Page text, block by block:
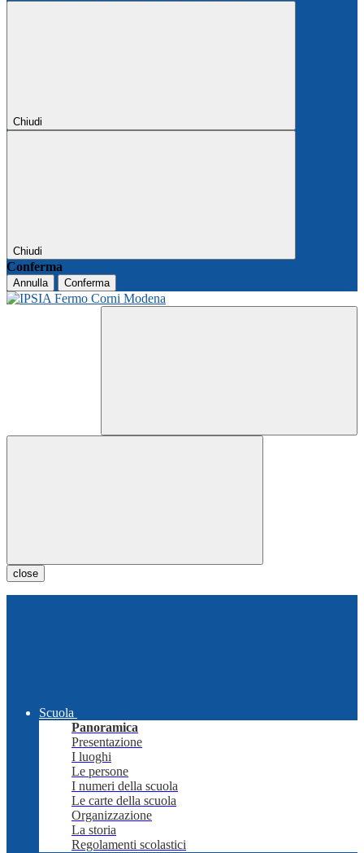
Chiudi
Chiudi
Conferma
Annulla Conferma
close
Scuola
Panoramica
Presentazione
I luoghi
Le persone
I numeri della scuola
Le carte della scuola
Organizzazione
La storia
Regolamenti scolastici